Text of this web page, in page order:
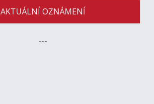
AKTUÁLNÍ OZNÁMENÍ
---